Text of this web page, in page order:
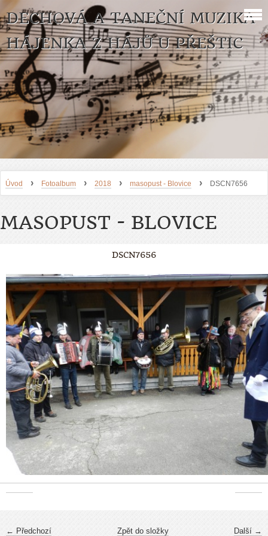
DECHOVÁ A TANEČNÍ MUZIKA
HÁJENKA Z HÁJŮ U PŘEŠTIC
Úvod › Fotoalbum › 2018 › masopust - Blovice › DSCN7656
MASOPUST - BLOVICE
DSCN7656
← Předchozí Další →
Zpět do složky